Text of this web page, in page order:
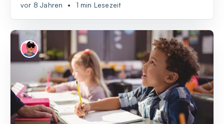
umgesetzt.
vor 8 Jahren • 1 min Lesezeit